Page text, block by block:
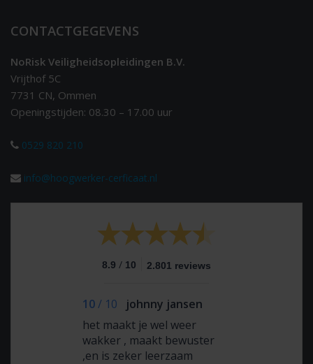
CONTACTGEGEVENS
NoRisk Veiligheidsopleidingen B.V.
Vrijthof 5C
7731 CN, Ommen
Openingstijden: 08.30 – 17.00 uur
0529 820 210
info@hoogwerker-cerficaat.nl
8.9 / 10 2.801 reviews
10/ 10
johnny jansen
het maakt je wel weer
wakker , maakt bewuster
,en is zeker leerzaam